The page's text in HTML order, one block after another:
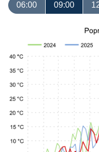
06:00 09:00